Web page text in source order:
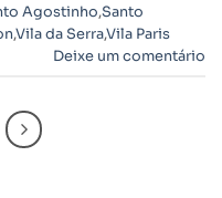
Agostinho,Santo
,Vila da Serra,Vila Paris
Deixe um comentário